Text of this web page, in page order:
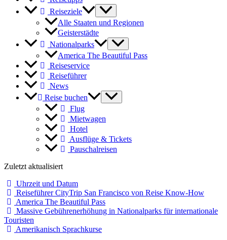
Reiseziele
Alle Staaten und Regionen
Geisterstädte
Nationalparks
America The Beautiful Pass
Reiseservice
Reiseführer
News
Reise buchen
Flug
Mietwagen
Hotel
Ausflüge & Tickets
Pauschalreisen
Zuletzt aktualisiert
Uhrzeit und Datum
Reiseführer CityTrip San Francisco von Reise Know-How
America The Beautiful Pass
Massive Gebührenerhöhung in Nationalparks für internationale
Touristen
Amerikanisch Sprachkurse